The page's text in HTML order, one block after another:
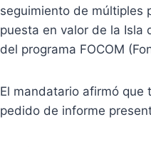
seguimiento de múltiples
puesta en valor de la Isla
del programa FOCOM
El mandatario afirmó
pedido de informe